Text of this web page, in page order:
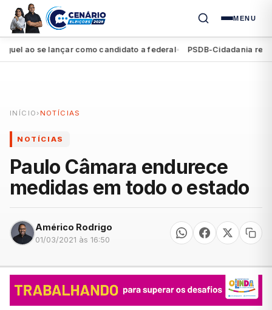
MENU
ao se lançar como candidato a federal● PSDB-Cidadania registra
INÍCIO › NOTÍCIAS
NOTÍCIAS
Paulo Câmara endurece
medidas em todo o estado
Américo Rodrigo
01/03/2021 às 16:50